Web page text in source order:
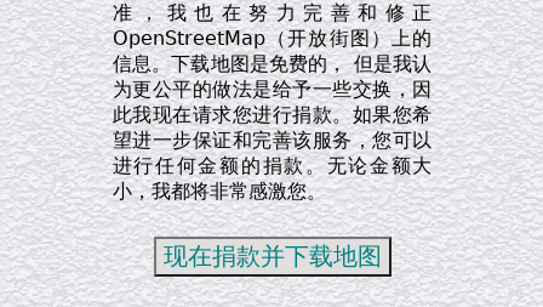
准，我也在努力完善和修正
OpenStreetMap（开放街图）上的
信息。下载地图是免费的， 但是我认
为更公平的做法是给予一些交换，因
此我现在请求您进行捐款。如果您希
望进一步保证和完善该服务，您可以
进行任何金额的捐款。无论金额大
小，我都将非常感激您。